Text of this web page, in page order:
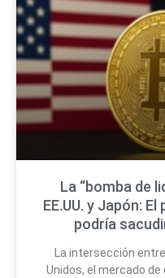
La “bomba de
EE.UU. y Japón:
podría
La intersección
Unidos, el mercado